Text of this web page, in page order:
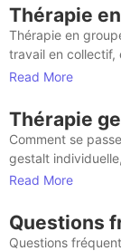
Thérapie
Thérapie en
travail en collectif,
Read More
Thérapie
Comment se
gestalt
Read More
Questions
Questions